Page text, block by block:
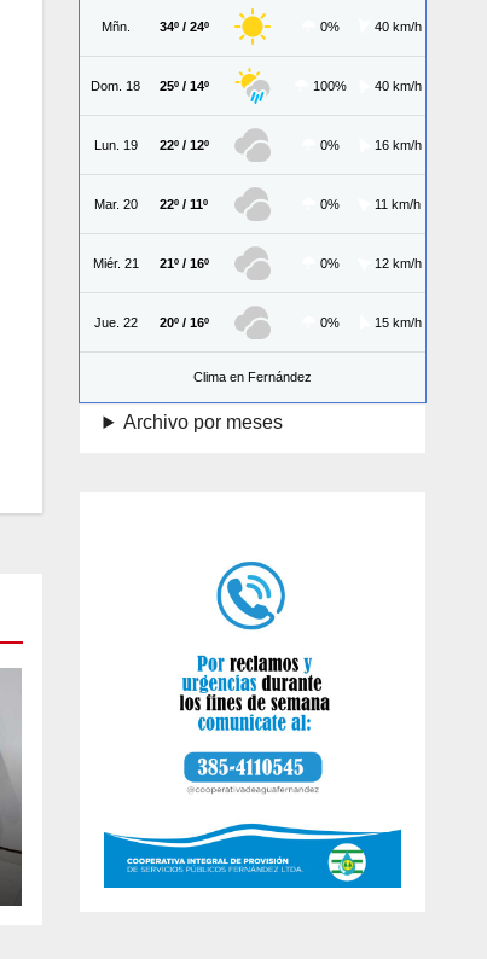
Mñn. 34º / 24º 0% 40 km/h
Dom. 18 25º / 14º 100% 40 km/h
Lun. 19 22º / 12º 0% 16 km/h
Mar. 20 22º / 11º 0% 11 km/h
Miér. 21 21º / 16º 0% 12 km/h
Jue. 22 20º / 16º 0% 15 km/h
Clima en Fernández
Archivo por meses